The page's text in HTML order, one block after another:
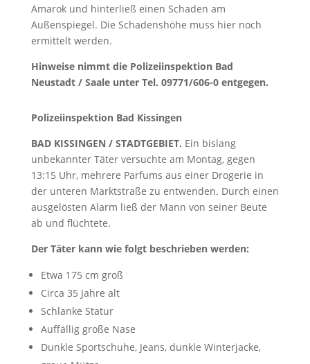
Amarok und hinterließ einen Schaden am
Außenspiegel. Die Schadenshöhe muss hier noch
ermittelt werden.
Hinweise nimmt die Polizeiinspektion Bad
Neustadt / Saale unter Tel. 09771/606-0 entgegen.
Polizeiinspektion Bad Kissingen
BAD KISSINGEN / STADTGEBIET. Ein bislang
unbekannter Täter versuchte am Montag, gegen
13:15 Uhr, mehrere Parfums aus einer Drogerie in
der unteren Marktstraße zu entwenden. Durch einen
ausgelösten Alarm ließ der Mann von seiner Beute
ab und flüchtete.
Der Täter kann wie folgt beschrieben werden:
Etwa 175 cm groß
Circa 35 Jahre alt
Schlanke Statur
Auffällig große Nase
Dunkle Sportschuhe, Jeans, dunkle Winterjacke,